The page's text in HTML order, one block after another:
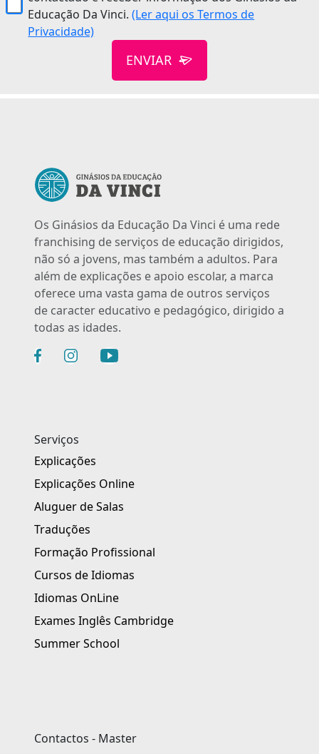
Educação Da Vinci.(Ler aqui os Termos de
Privacidade)
ENVIAR
Os Ginásios da Educação Da Vinci é uma rede
franchising de serviços de educação dirigidos,
não só a jovens, mas também a adultos. Para
além de explicações e apoio escolar, a marca
oferece uma vasta gama de outros serviços
de caracter educativo e pedagógico, dirigido a
todas as idades.
Serviços
Explicações
Explicações Online
Aluguer de Salas
Traduções
Formação Profissional
Cursos de Idiomas
Idiomas OnLine
Exames Inglês Cambridge
Summer School
Contactos - Master